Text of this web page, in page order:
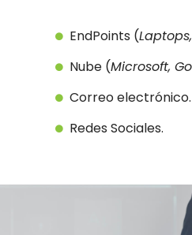
EndPoints (
Nube (Microsoft,
Correo electrónico.
Redes Sociales.